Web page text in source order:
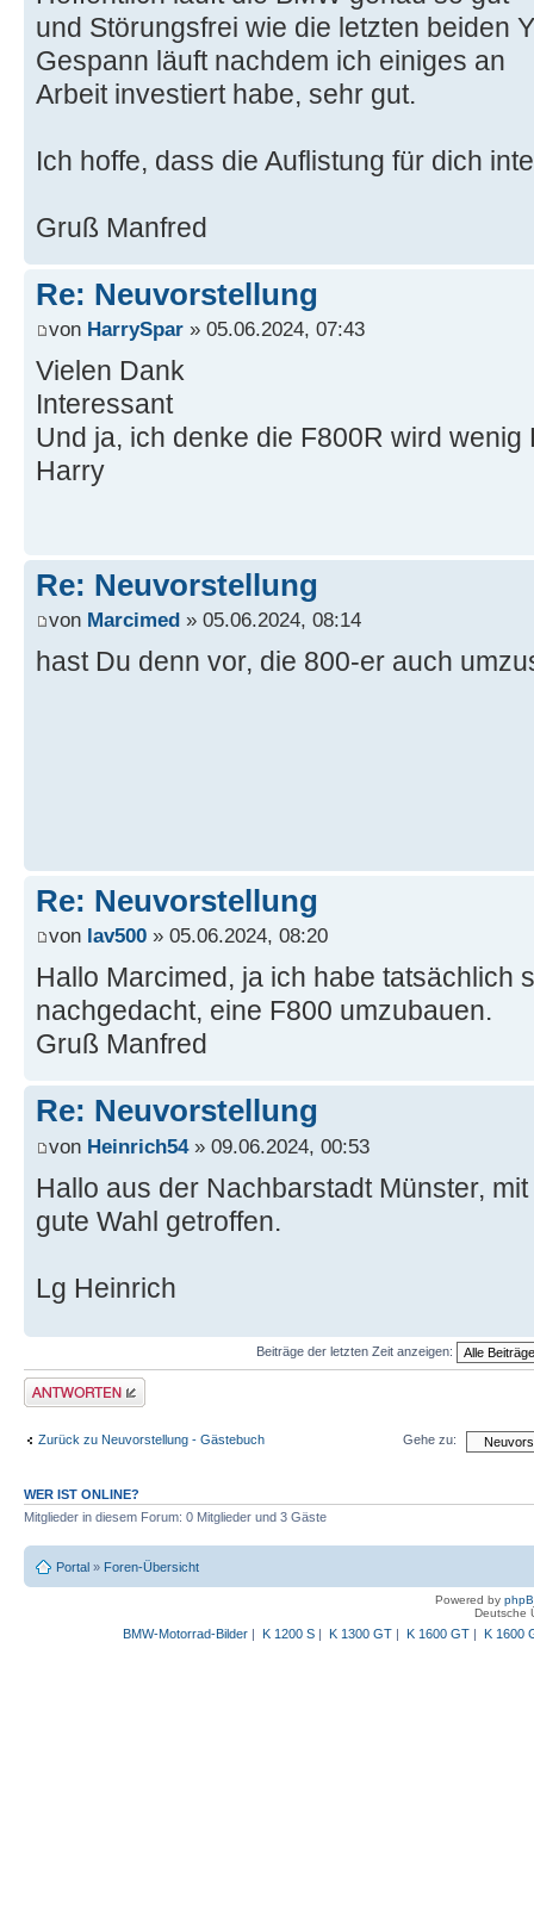
und Störungsfrei wie die letzten beiden
Gespann läuft nachdem ich einiges an
Arbeit investiert habe, sehr gut.
Ich hoffe, dass die Auflistung für dich
Gruß Manfred
Re: Neuvorstellung
von HarrySpar » 05.06.2024, 07:43
Vielen Dank
Interessant
Und ja, ich denke die F800R wird wenig
Harry
Re: Neuvorstellung
von Marcimed » 05.06.2024, 08:14
hast Du denn vor, die 800-er auch
Re: Neuvorstellung
von lav500 » 05.06.2024, 08:20
Hallo Marcimed, ja ich habe tatsächlich
nachgedacht, eine F800 umzubauen.
Gruß Manfred
Re: Neuvorstellung
von Heinrich54» 09.06.2024, 00:53
Hallo aus der Nachbarstadt Münster,
gute Wahl getroffen.
Lg Heinrich
Beiträge der letzten Zeit anzeigen:
Antwort schreiben
Zurück zu Neuvorstellung - Gästebuch Gehe zu:
WER IST ONLINE?
Mitglieder in diesem Forum: 0 Mitglieder und 3 Gäste
Portal » Foren-Übersicht
Powered by
Deutsche
BMW-Motorrad-Bilder| K 1200 S| K 1300 GT| K 1600 GT| K 1600